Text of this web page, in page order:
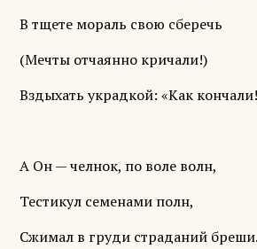
В тщете мораль свою сберечь
(Мечты отчаянно кричали!)
Вздыхать украдкой: «Как
А Он — челнок, по воле волн,
Тестикул семенами полн,
Сжимал в груди страданий бреши.